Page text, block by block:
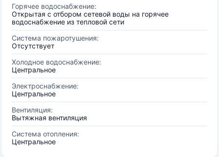
Горячее водоснабжение:
Открытая с отбором сетевой воды на горячее
водоснабжение из тепловой сети
Система пожаротушения:
Отсутствует
Холодное водоснабжение:
Центральное
Электроснабжение:
Центральное
Вентиляция:
Вытяжная вентиляция
Система отопления:
Центральное